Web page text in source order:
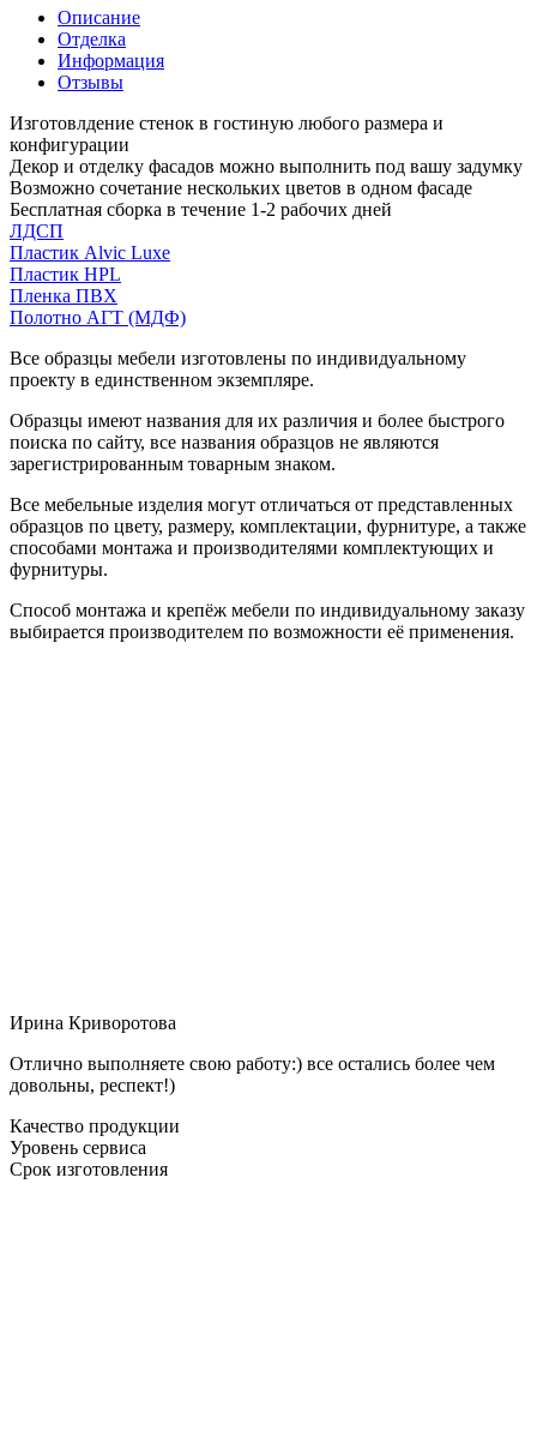
Описание
Отделка
Информация
Отзывы
Изготовлдение стенок в гостиную любого размера и
конфигурации
Декор и отделку фасадов можно выполнить под вашу задумку
Возможно сочетание нескольких цветов в одном фасаде
Бесплатная сборка в течение 1-2 рабочих дней
ЛДСП
Пластик Alvic Luxe
Пластик HPL
Пленка ПВХ
Полотно АГТ (МДФ)
Все образцы мебели изготовлены по индивидуальному
проекту в единственном экземпляре.
Образцы имеют названия для их различия и более быстрого
поиска по сайту, все названия образцов не являются
зарегистрированным товарным знаком.
Все мебельные изделия могут отличаться от представленных
образцов по цвету, размеру, комплектации, фурнитуре, а также
способами монтажа и производителями комплектующих и
фурнитуры.
Способ монтажа и крепёж мебели по индивидуальному заказу
выбирается производителем по возможности её применения.
Ирина Криворотова
Отлично выполняете свою работу:) все остались более чем
довольны, респект!)
Качество продукции
Уровень сервиса
Срок изготовления